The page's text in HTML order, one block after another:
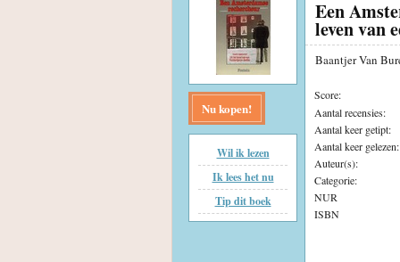
Nu kopen!
Wil ik lezen
Ik lees het nu
Tip dit boek
Een
leven van
Baantjer Van
Score:
Aantal recensies:
Aantal keer getipt:
Aantal keer gelezen:
Auteur(s):
Categorie:
NUR
ISBN